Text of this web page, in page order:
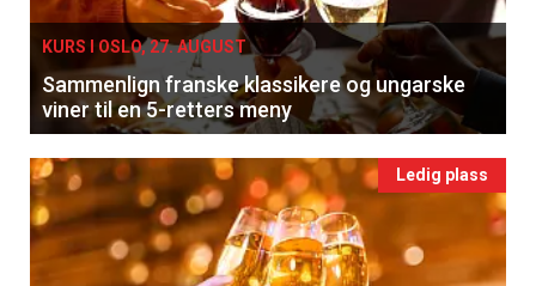
KURS I OSLO, 27. AUGUST
Sammenlign franske klassikere og ungarske
viner til en 5-retters meny
Ledig plass